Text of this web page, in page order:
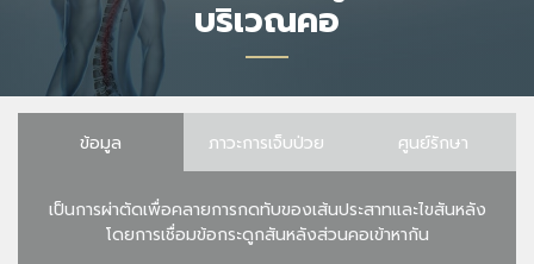
บริเวณคอ
ข้อมูล ภาวะการเจ็บป่วย ศูนย์รักษา
เป็นการผ่าตัดเพื่อคลายการกดทับของเส้นประสาทและไขสันหลัง
โดยการเชื่อมข้อกระดูกสันหลังส่วนคอเข้าหากัน